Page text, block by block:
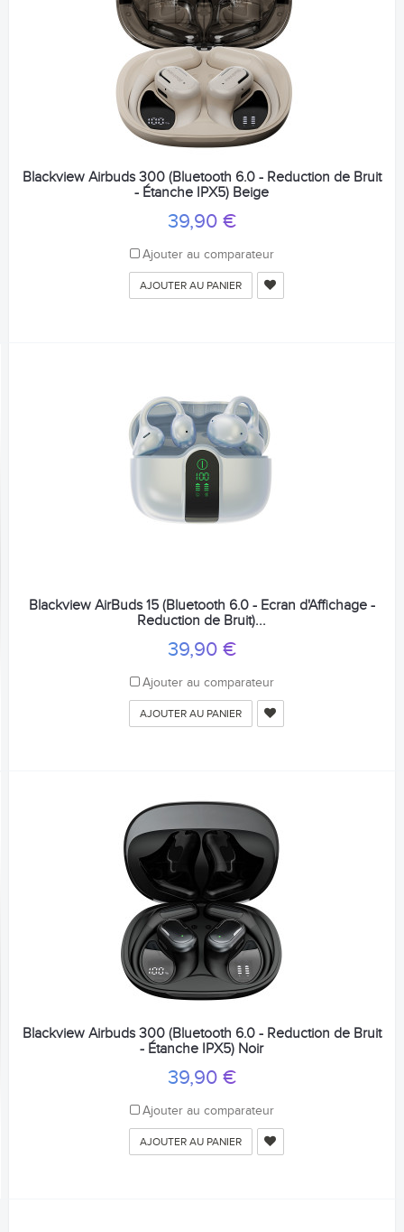
Blackview Airbuds 300 (Bluetooth 6.0 - Reduction de Bruit
- Étanche IPX5) Beige
39,90 €
Ajouter au comparateur
AJOUTER AU PANIER
Blackview AirBuds 15 (Bluetooth 6.0 - Ecran d'Affichage -
Reduction de Bruit)...
39,90 €
Ajouter au comparateur
AJOUTER AU PANIER
Blackview Airbuds 300 (Bluetooth 6.0 - Reduction de Bruit
- Étanche IPX5) Noir
39,90 €
Ajouter au comparateur
AJOUTER AU PANIER